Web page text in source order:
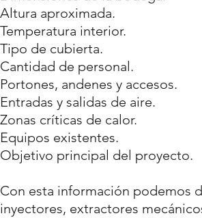
Altura aproximada.
Temperatura interior.
Tipo de cubierta.
Cantidad de personal.
Portones, andenes y accesos.
Entradas y salidas de aire.
Zonas críticas de calor.
Equipos existentes.
Objetivo principal del proyecto.
Con esta información podemos
inyectores, extractores